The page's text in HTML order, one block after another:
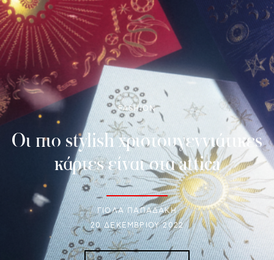
FASHION
Οι πιο stylish χριστουγεννιάτικες
κάρτες είναι στα attica
ΓΙΌΛΑ ΠΑΠΑΔΆΚΗ
20 ΔΕΚΕΜΒΡΊΟΥ 2022